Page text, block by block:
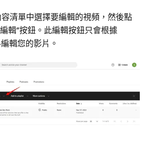
清單中選擇要編輯的視頻，然後點
輯”按鈕。此編輯按鈕只會根據
輯您的影片。